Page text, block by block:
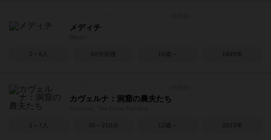
メディチ
2～6人 60分前後 10歳～ 1995年
カヴェルナ：洞窟の農夫たち
1～7人 30～210分 12歳～ 2013年